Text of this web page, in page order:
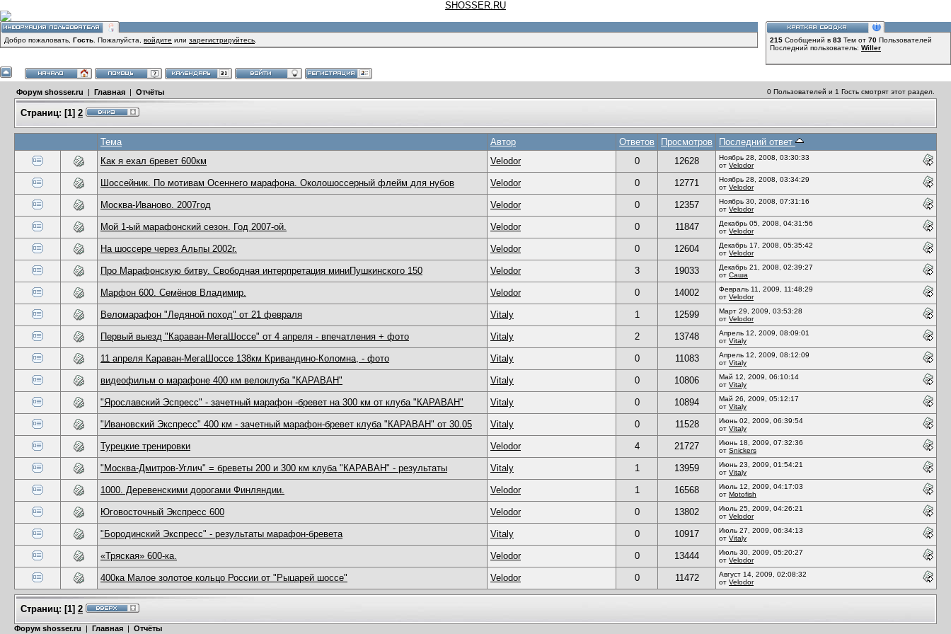
SHOSSER.RU
Добро пожаловать, Гость . Пожалуйста, войдите или зарегистрируйтесь 215 Сообщений в 83 Тем от 70 Пользователей
Последний пользователь: Willer
Форум shosser.ru | Главная | Отчёты 0 Пользователей и 1 Гость смотрят этот раздел.
Страниц: [1] 2
Тема Автор Ответов Просмотров
Последний ответ
Как я ехал бревет 600км
Velodor 0 12628
Ноябрь 28, 2008, 03:30:33
от Velodor
Шоссейник. По мотивам Осеннего марафона. Околошоссерный флейм для нубов Velodor 0 12771
Ноябрь 28, 2008, 03:34:29
от Velodor
Москва-Иваново. 2007год Velodor 0 12357
Ноябрь 30, 2008, 07:31:16
от Velodor
Мой 1-ый марафонский сезон. Год 2007-ой. Velodor 0 11847
Декабрь 05, 2008, 04:31:56
от Velodor
На шоссере через Альпы 2002г. Velodor 0 12604
Декабрь 17, 2008, 05:35:42
от Velodor
Про Марафонскую битву. Свободная интерпретация миниПушкинского 150 Velodor 3 19033
Декабрь 21, 2008, 02:39:27
от Саша
Марфон 600. Семёнов Владимир. Velodor 0 14002
Февраль 11, 2009, 11:48:29
от Velodor
Веломарафон "Ледяной поход" от 21 февраля Vitaly 1 12599
Март 29, 2009, 03:53:28
от Velodor
Первый выезд "Караван-МегаШоссе" от 4 апреля - впечатления + фото Vitaly 2 13748
Апрель 12, 2009, 08:09:01
от Vitaly
11 апреля Караван-МегаШоссе 138км Кривандино-Коломна, - фото Vitaly 0 11083
Апрель 12, 2009, 08:12:09
от Vitaly
видеофильм о марафоне 400 км велоклуба "КАРАВАН" Vitaly 0 10806
Май 12, 2009, 06:10:14
от Vitaly
"Ярославский Эспресс" - зачетный марафон -бревет на 300 км от клуба "КАРАВАН" Vitaly 0 10894
Май 26, 2009, 05:12:17
от Vitaly
"Ивановский Экспресс" 400 км - зачетный марафон-бревет клуба "КАРАВАН" от 30.05 Vitaly 0 11528
Июнь 02, 2009, 06:39:54
от Vitaly
Турецкие тренировки Velodor 4 21727
Июнь 18, 2009, 07:32:36
от Snickers
"Москва-Дмитров-Углич" = бреветы 200 и 300 км клуба "КАРАВАН" - результаты Vitaly 1 13959
Июнь 23, 2009, 01:54:21
от Vitaly
1000. Деревенскими дорогами Финляндии. Velodor 1 16568
Июль 12, 2009, 04:17:03
от Motofish
Юговосточный Экспресс 600 Velodor 0 13802
Июль 25, 2009, 04:26:21
от Velodor
"Бородинский Экспресс" - результаты марафон-бревета Vitaly 0 10917
Июль 27, 2009, 06:34:13
от Vitaly
«Тряская» 600-ка. Velodor 0 13444
Июль 30, 2009, 05:20:27
от Velodor
400ка Малое золотое кольцо России от "Рыцарей шоссе" Velodor 0 11472
Август 14, 2009, 02:08:32
от Velodor
Страниц: [1] 2
Форум shosser.ru | Главная | Отчёты